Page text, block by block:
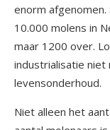
enorm
10.000 molens in
maar 1200 over.
industrialisatie niet
levensonderhoud.
Niet alleen het